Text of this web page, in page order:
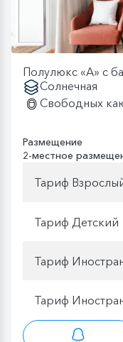
Полулюкс «А» с
Солнечная
Свободных
Размещение
2-местное
Тариф
Тариф Детский
Тариф
Тариф